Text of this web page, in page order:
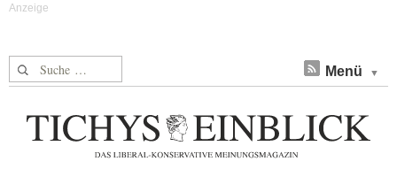
Suche nach: Menü